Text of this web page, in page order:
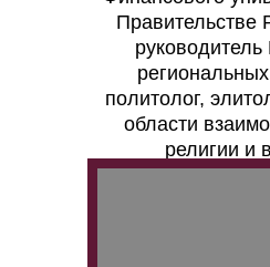
Правительстве
руководитель
политолог,
области
религии и